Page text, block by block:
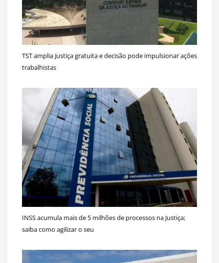
TST amplia Justiça gratuita e decisão pode impulsionar ações
trabalhistas
INSS acumula mais de 5 milhões de processos na Justiça;
saiba como agilizar o seu